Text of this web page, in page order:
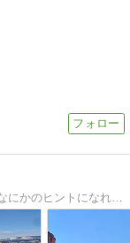
アメリカへ旅行や永住を考えている人へ、なにかのヒントになればと思い始めました。食と旅行が大好き！ 日本への出張も多いので、各地で食べ歩いています。